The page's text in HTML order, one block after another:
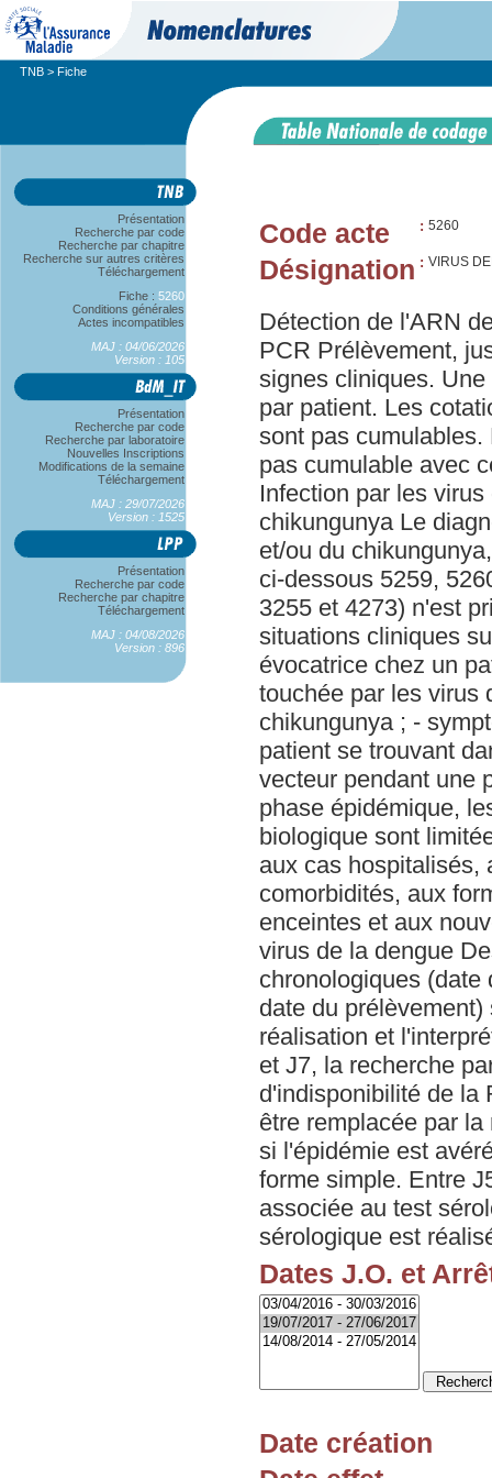
TNB > Fiche
Présentation
Recherche par code
Recherche par chapitre
Recherche sur autres critères
Téléchargement
Fiche : 5260
Conditions générales
Actes incompatibles
MAJ : 04/06/2026
Version : 105
Présentation
Recherche par code
Recherche par laboratoire
Nouvelles Inscriptions
Modifications de la semaine
Téléchargement
MAJ : 29/07/2026
Version : 1525
Présentation
Recherche par code
Recherche par chapitre
Téléchargement
MAJ : 04/08/2026
Version : 896
Code acte : 5260
Désignation : VIRUS
Détection de l'ARN
PCR Prélèvement,
signes cliniques.
par patient. Les
sont pas
pas cumulable avec
Infection par les
chikungunya Le
et/ou du
ci-dessous 5259,
3255 et 4273) n'est
situations cliniques
évocatrice chez un
touchée par les virus
chikungunya ; -
patient se trouvant
vecteur pendant une
phase épidémique,
biologique sont
aux cas hospitalisés,
comorbidités, aux
enceintes et aux
virus de la dengue
chronologiques
date du
réalisation et
et J7, la recherche
d'indisponibilité de la
être remplacée par
si l'épidémie est
forme simple. Entre
associée au test
sérologique est
Dates J.O. et
Date création